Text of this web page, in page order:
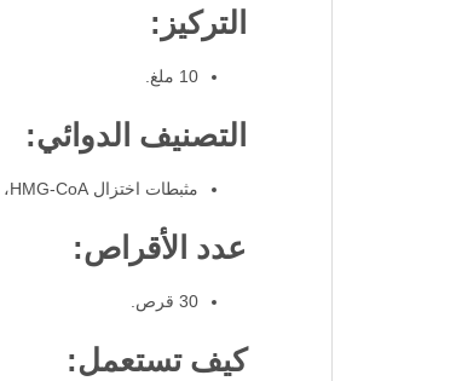
التركيز:
10 ملغ.
التصنيف الدوائي:
مثبطات اختزال HMG-CoA، أو الستاتينات.
عدد الأقراص:
30 قرص.
كيف تستعمل: